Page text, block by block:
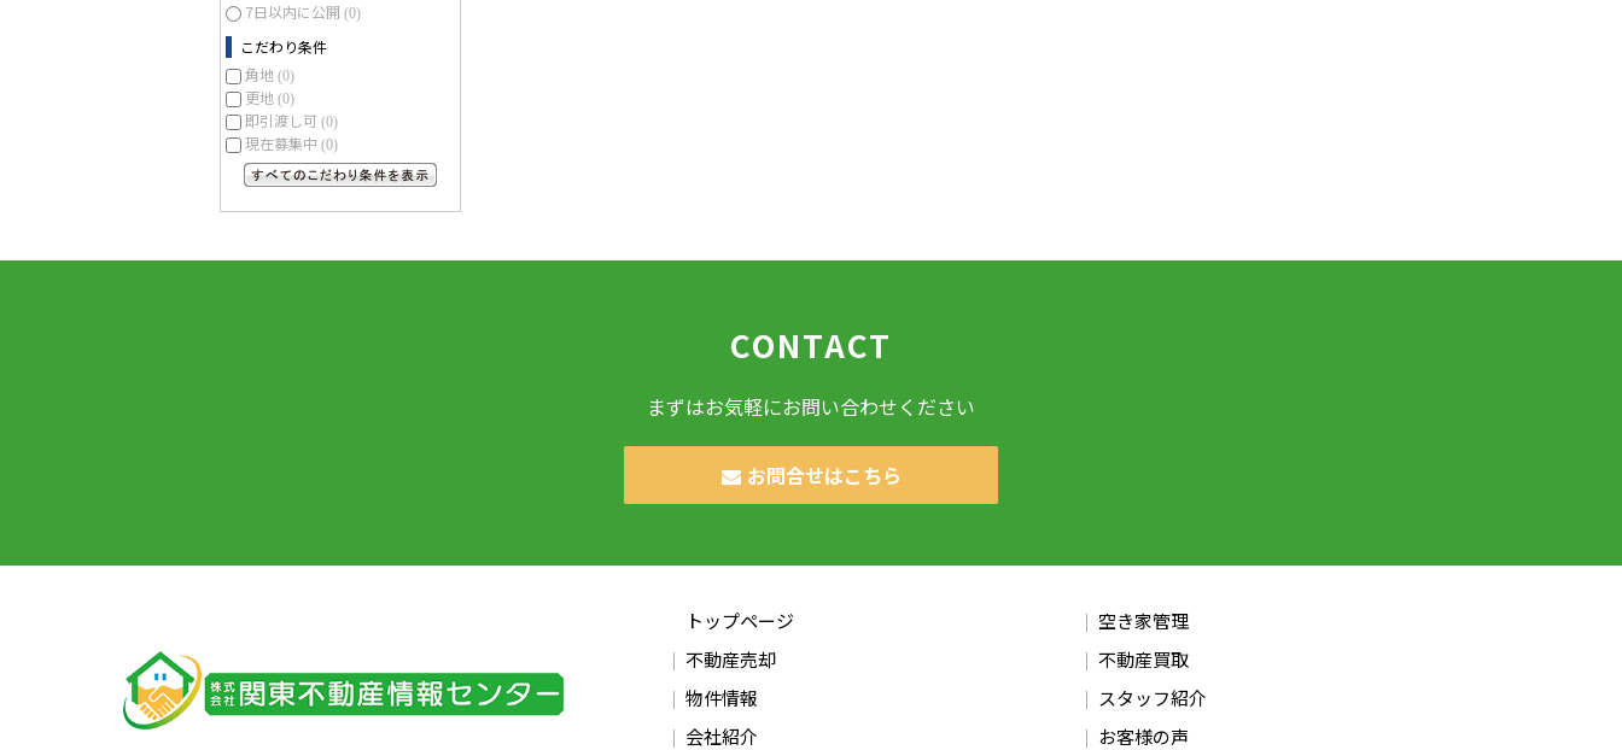
7日以内に公開 (0)
こだわり条件
角地 (0)
更地 (0)
即引渡し可 (0)
現在募集中 (0)
CONTACT
まずはお気軽にお問い合わせください
お問合せはこちら
トップページ
空き家管理
不動産売却
不動産買取
物件情報
スタッフ紹介
会社紹介
お客様の声